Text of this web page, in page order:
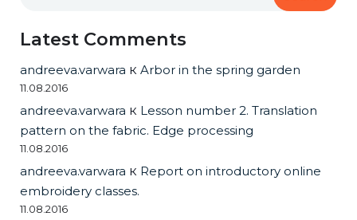
Latest Comments
andreeva.varwara к Arbor in the spring garden
11.08.2016
andreeva.varwara к Lesson number 2. Translation
pattern on the fabric. Edge processing
11.08.2016
andreeva.varwara к Report on introductory online
embroidery classes.
11.08.2016